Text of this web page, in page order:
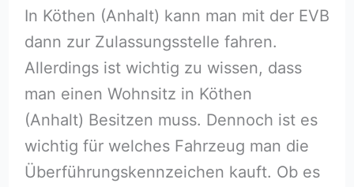
In Köthen (Anhalt) kann man mit der EVB
dann zur Zulassungsstelle fahren.
Allerdings ist wichtig zu wissen, dass
man einen Wohnsitz in Köthen
(Anhalt) Besitzen muss. Dennoch ist es
wichtig für welches Fahrzeug man die
Überführungskennzeichen kauft. Ob es